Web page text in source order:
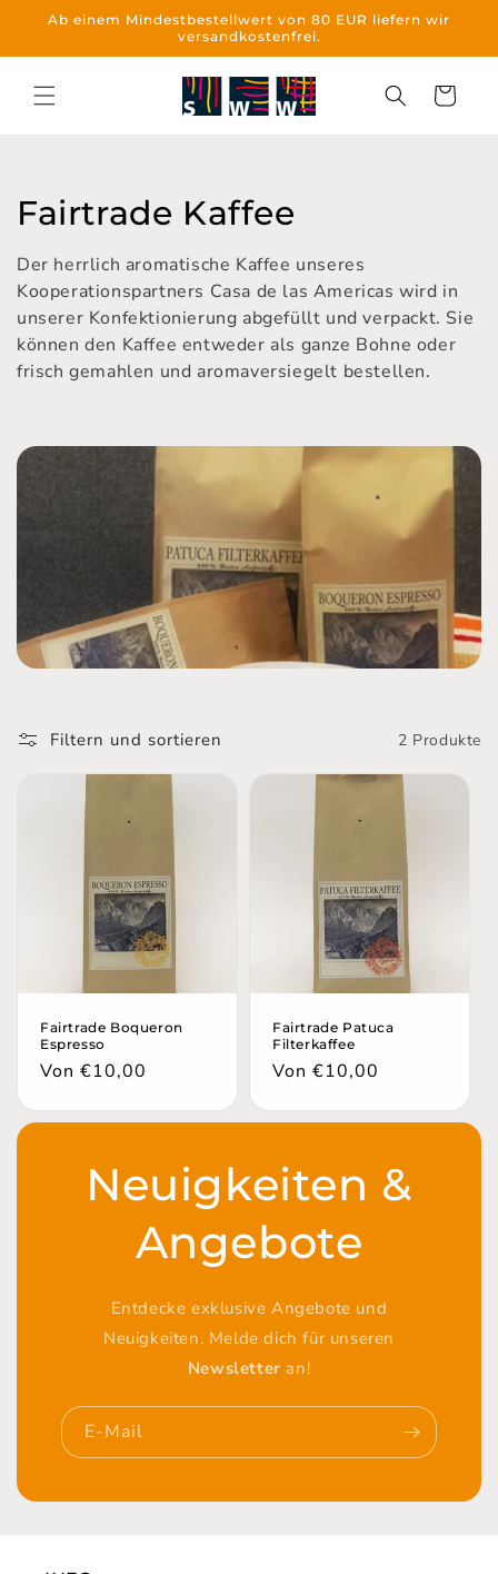
zum
Ab einem Mindestbestellwert von 80 EUR liefern wir
versandkostenfrei.
Warenkorb
K
a
t
e
g
r
i
Fairtrade Kaffee
Der herrlich aromatische Kaffee unseres
Kooperationspartners Casa de las Americas wird in
unserer Konfektionierung abgefüllt und verpackt. Sie
können den Kaffee entweder als ganze Bohne oder
frisch gemahlen und aromaversiegelt bestellen.
Filtern und sortieren 2 Produkte
Fairtrade Boqueron
Espresso
Normaler
Von €10,00
Fairtrade Patuca
Filterkaffee
Normaler
Von €10,00
Neuigkeiten &
Angebote
Entdecke exklusive Angebote und
Neuigkeiten. Melde dich für unseren
Newsletter an!
E-Mail